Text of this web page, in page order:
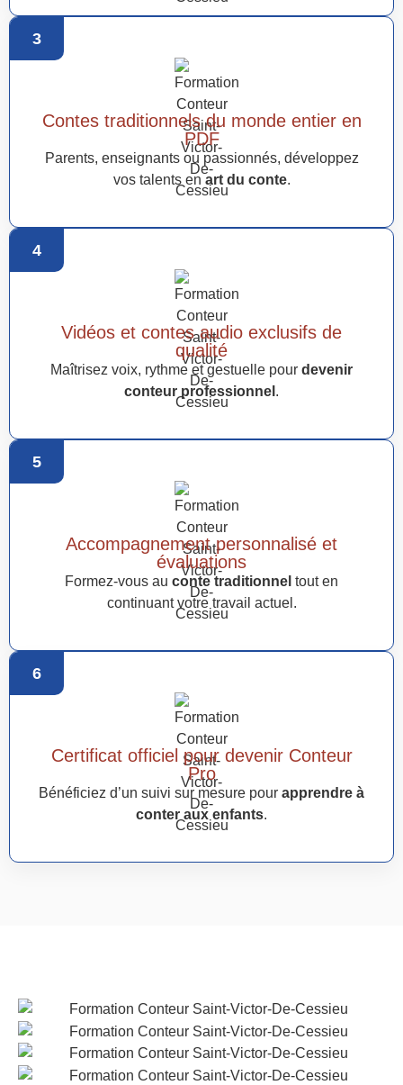
3
Contes traditionnels du monde entier en
PDF
Parents, enseignants ou passionnés, développez
vos talents en art du conte.
4
Vidéos et contes audio exclusifs de
qualité
Maîtrisez voix, rythme et gestuelle pour devenir
conteur professionnel .
5
Accompagnement personnalisé et
évaluations
Formez-vous au conte traditionnel tout en
continuant votre travail actuel.
6
Certificat officiel pour devenir Conteur
Pro
Bénéficiez d’un suivi sur mesure pour apprendre à
conter aux enfants.